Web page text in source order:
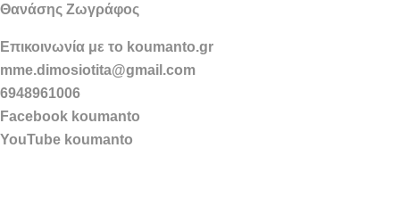
Θανάσης Ζωγράφος
Επικοινωνία με το koumanto.gr
mme.dimosiotita@gmail.com
6948961006
Facebook koumanto
YouTube koumanto